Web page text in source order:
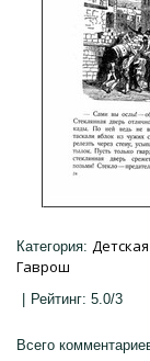
Категория:
Гаврош
Рейтинг: 5.0/3
Всего